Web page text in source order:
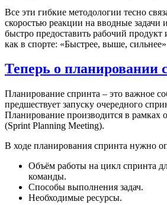
Все эти гибкие методологии тесно
скоростью реакции на вводные задачи
быстро предоставить рабочий
как в спорте: «Быстрее, выше,
Теперь о планировании
Планирование спринта – это важное
предшествует запуску очередного
Планирование производится в рамках
(Sprint Planning Meeting).
В ходе планирования спринта нужно
Объём работы на цикл спринта
команды.
Способы выполнения задач.
Необходимые ресурсы.